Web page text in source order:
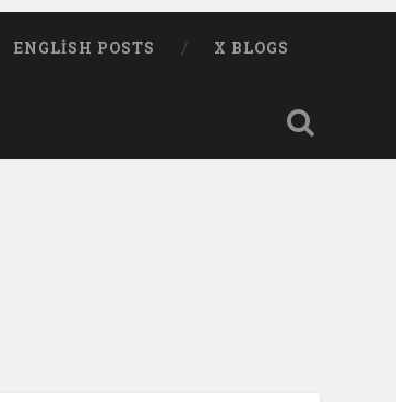
ENGLISH POSTS X BLOGS